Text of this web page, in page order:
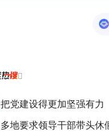

把党建设得更加坚强有力
多地要求领导干部带头休